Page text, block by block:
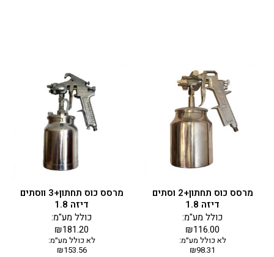
מרסס כוס תחתון+2 וסתים
דיזה 1.8
₪116.00
כולל מע"מ:
לא כולל מע״מ:
₪98.31
מרסס כוס תחתון+3 ווסתים
דיזה 1.8
₪181.20
כולל מע"מ:
לא כולל מע״מ:
₪153.56